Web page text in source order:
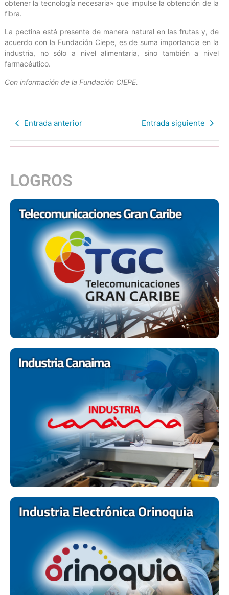
obtener la tecnología necesaria» que impulse la obtención de la
fibra.
La pectina está presente de manera natural en las frutas y, de
acuerdo con la Fundación Ciepe, es de suma importancia en la
industria, no sólo a nivel alimentaria, sino también a nivel
farmacéutico.
Con información de la Fundación CIEPE.
Entrada anterior Entrada siguiente
LOGROS